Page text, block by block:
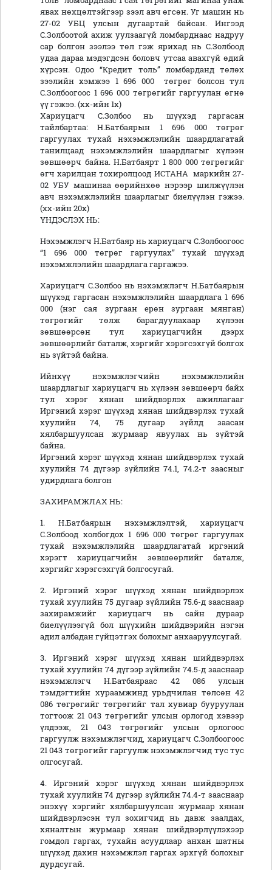
явах нөхцөлтэйгээр зээл авч өгсөн. Уг машин нь
27-02 УБЦ улсын дугаартай байсан. Ингээд
С.Золбоотой ахиж уулзаагүй ломбарднаас надруу
сар болгон зээлээ төл гэж ярихад нь С.Золбоод
удаа дараа мэдэгдсэн боловч утсаа авахгүй өдий
хүрсэн. Одоо “Кредит толь” ломбарданд төлөх
зээлийн хэмжээ 1 696 000 төгрөг болсон тул
С.Золбоогоос 1 696 000 төгрөгийг гаргуулан өгнө
үү гэжээ. (хх-ийн 1х)
Хариуцагч С.Золбоо нь шүүхэд гаргасан
тайлбартаа: Н.Батбаярын 1 696 000 төгрөг
гаргуулах тухай нэхэмжлэлийн шаардлагатай
танилцаад нэхэмжлэлийн шаардлагыг хүлээн
зөвшөөрч байна. Н.Батбаярт 1 800 000 төгрөгийг
өгч харилцан тохиролцоод ИСТАНА маркийн 27-
02 УБУ машинаа өөрийнхөө нэрээр шилжүүлэн
авч нэхэмжлэлийн шаарлагыг биелүүлэн гэжээ.
(хх-ийн 20х)
ҮНДЭСЛЭХ НЬ:
Нэхэмжлэгч Н.Батбаяр нь хариуцагч С.Золбоогоос
“1 696 000 төгрөг гаргуулах” тухай шүүхэд
нэхэмжлэлийн шаардлага гаргажээ.
Хариуцагч С.Золбоо нь нэхэмжлэгч Н.Батбаярын
шүүхэд гаргасан нэхэмжлэлийн шаардлага 1 696
000 (нэг сая зургаан ерөн зургаан мянган)
төгрөгийг төлж барагдуулахаар хүлээн
зөвшөөрсөн тул хариуцагчийн дээрх
зөвшөөрлийг баталж, хэргийг хэрэгсэхгүй болгох
нь зүйтэй байна.
Ийнхүү нэхэмжлэгчийн нэхэмжлэлийн
шаардлагыг хариуцагч нь хүлээн зөвшөөрч байх
тул хэрэг хянан шийдвэрлэх ажиллагааг
Иргэний хэрэг шүүхэд хянан шийдвэрлэх тухай
хуулийн 74, 75 дугаар зүйлд заасан
хялбаршуулсан журмаар явуулах нь зүйтэй
байна.
Иргэний хэрэг шүүхэд хянан шийдвэрлэх тухай
хуулийн 74 дүгээр зүйлийн 74.1, 74.2-т заасныг
удирдлага болгон
ЗАХИРАМЖЛАХ НЬ:
1. Н.Батбаярын нэхэмжлэлтэй, хариуцагч
С.Золбоод холбогдох 1 696 000 төгрөг гаргуулах
тухай нэхэмжлэлийн шаардлагатай иргэний
хэрэгт хариуцагчийн зөвшөөрлийг баталж,
хэргийг хэрэгсэхгүй болгосугай.
2. Иргэний хэрэг шүүхэд хянан шийдвэрлэх
тухай хуулийн 75 дугаар зүйлийн 75.6-д зааснаар
захирамжийг хариуцагч нь сайн дураар
биелүүлээгүй бол шүүхийн шийдвэрийн нэгэн
адил албадан гүйцэтгэх болохыг анхааруулсугай.
3. Иргэний хэрэг шүүхэд хянан шийдвэрлэх
тухай хуулийн 74 дүгээр зүйлийн 74.5-д зааснаар
нэхэмжлэгч Н.Батбаяраас 42 086 улсын
тэмдэгтийн хураамжинд урьдчилан төлсөн 42
086 төгрөгийг төгрөгийг тал хувиар бууруулан
тогтоож 21 043 төгрөгийг улсын орлогод хэвээр
үлдээж, 21 043 төгрөгийг улсын орлогоос
гаргуулж нэхэмжлэгчид, хариуцагч С.Золбоогоос
21 043 төгрөгийг гаргуулж нэхэмжлэгчид тус тус
олгосугай.
4. Иргэний хэрэг шүүхэд хянан шийдвэрлэх
тухай хуулийн 74 дүгээр зүйлийн 74.4-т зааснаар
энэхүү хэргийг хялбаршуулсан журмаар хянан
шийдвэрлэсэн тул зохигчид нь давж заалдах,
хяналтын журмаар хянан шийдвэрлүүлэхээр
гомдол гаргах, тухайн асуудлаар анхан шатны
шүүхэд дахин нэхэмжлэл гаргах эрхгүй болохыг
дурдсугай.